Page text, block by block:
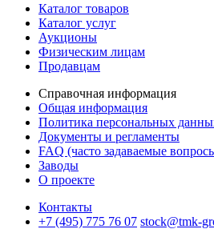
Каталог товаров
Каталог услуг
Аукционы
Физическим лицам
Продавцам
Справочная информация
Общая информация
Политика персональных
Документы и регламенты
FAQ (часто задаваемые
Заводы
О проекте
Контакты
+7 (495) 775 76 07 stock@tmk-